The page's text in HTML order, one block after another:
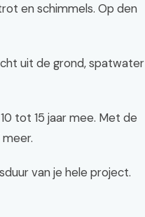
en schimmels. Op den
uit de grond, spatwater
tot 15 jaar mee. Met de
van je hele project.